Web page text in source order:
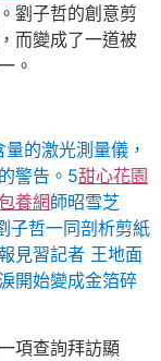
劉子哲的創意剪
而變成了一道被
。
的激光測量儀，
警告。5甜心花園
養網師昭雪芝
子哲一同剖析剪紙
見習記者 王地面
開始變成金箔碎
項查詢拜訪顯